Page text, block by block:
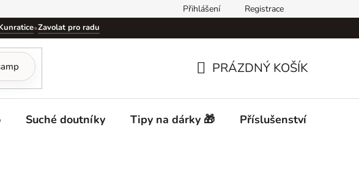
Podmínky ochrany osobních údajů (GDPR)
Přihlášení Registrace
•Zavolat pro radu
KOŠÍK
PRÁZDNÝ KOŠÍK
Suché doutníky Tipy na dárky 🎁 Příslušenství